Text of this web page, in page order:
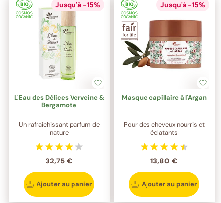
Jusqu'à -15%
L'Eau des Délices Verveine &
Bergamote
Un rafraîchissant parfum de
nature
32,75 €
Ajouter au panier
Jusqu'à -15%
Masque capillaire à l'Argan
Pour des cheveux nourris et
éclatants
13,80 €
Ajouter au panier